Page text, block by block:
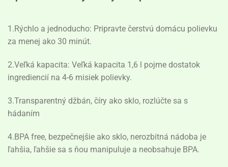
1.Rýchlo a jednoducho: Pripravte čerstvú domácu polievku
za menej ako 30 minút.
2.Veľká kapacita: Veľká kapacita 1,6 l pojme dostatok
ingrediencií na 4-6 misiek polievky.
3.Transparentný džbán, číry ako sklo, rozlúčte sa s
hádaním
4.BPA free, bezpečnejšie ako sklo, nerozbitná nádoba je
ľahšia, ľahšie sa s ňou manipuluje a neobsahuje BPA.